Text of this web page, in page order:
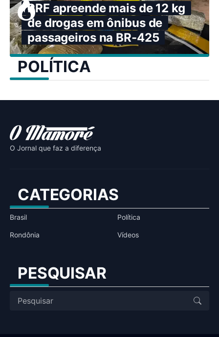
PRF apreende mais de 12 kg
de drogas em ônibus de
passageiros na BR-425
POLÍTICA
O Jornal que faz a diferença
CATEGORIAS
Brasil Política
Rondônia Vídeos
PESQUISAR